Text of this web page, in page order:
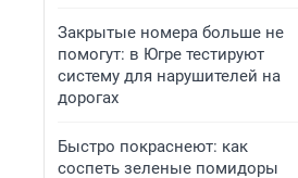
Закрытые номера больше не
помогут: в Югре тестируют
систему для нарушителей на
дорогах
Быстро покраснеют: как
соспеть зеленые помидоры